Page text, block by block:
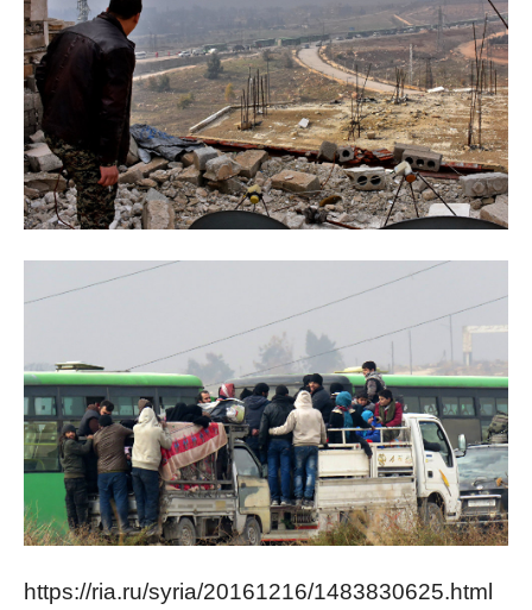
https://ria.ru/syria/20161216/1483830625.html